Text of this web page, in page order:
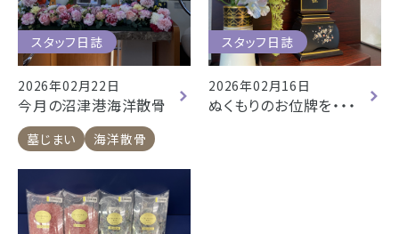
スタッフ日誌
2026年02月22日
今月の沼津港海洋散骨
墓じまい 海洋散骨
スタッフ日誌
2026年02月16日
ぬくもりのお位牌を・・・